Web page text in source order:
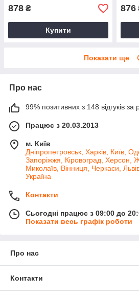
878 ₴
Купити
876
Показати ще
Про нас
99% позитивних з 148 відгуків за
Працює з 20.03.2013
м. Київ
Дніпропетровськ, Харків, Київ,
Запоріжжя, Кіровоград, Херсон,
Миколаїв, Вінниця, Черкаси,
Україна
Контакти
Сьогодні працює з 09:00 до
Показати весь графік роботи
Про нас
Контакти